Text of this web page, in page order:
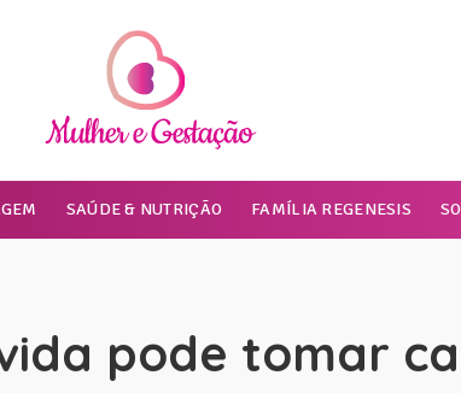
SAÚDE & NUTRIÇÃO FAMÍLIA REGENESIS
pode tomar